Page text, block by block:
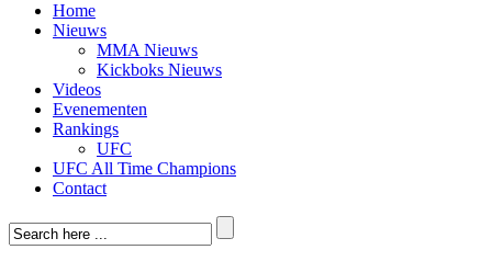
Home
Nieuws
MMA Nieuws
Kickboks Nieuws
Videos
Evenementen
Rankings
UFC
UFC All Time Champions
Contact